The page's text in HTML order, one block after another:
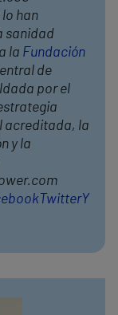
han
sanidad
la Fundación
de
por el
acreditada, la
y la
TwitterY